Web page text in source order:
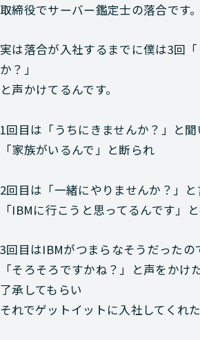
取締役でサーバー鑑定士の落合です。
実は落合が入社するまでに僕は3回
か？」
と声かけてるんです。
1回目は「うちにきませんか？」と聞
「家族がいるんで」と断られ
2回目は「一緒にやりませんか？」と
「IBMに行こうと思ってるんです」
3回目はIBMがつまらなそうだったの
「そろそろですかね？」と声をかけ
了承してもらい
それでゲットイットに入社してくれた